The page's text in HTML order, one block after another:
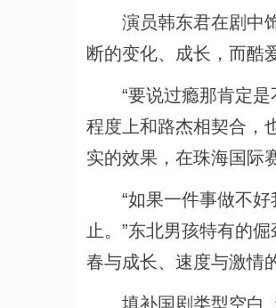
演员韩东君在剧中饰
断的变化、成长，而酷
“要说过瘾那肯定是
程度上和路杰相契合，
实的效果，在珠海国际
“如果一件事做不好
止。”东北男孩特有的
春与成长、速度与激情
填补国剧类型空白